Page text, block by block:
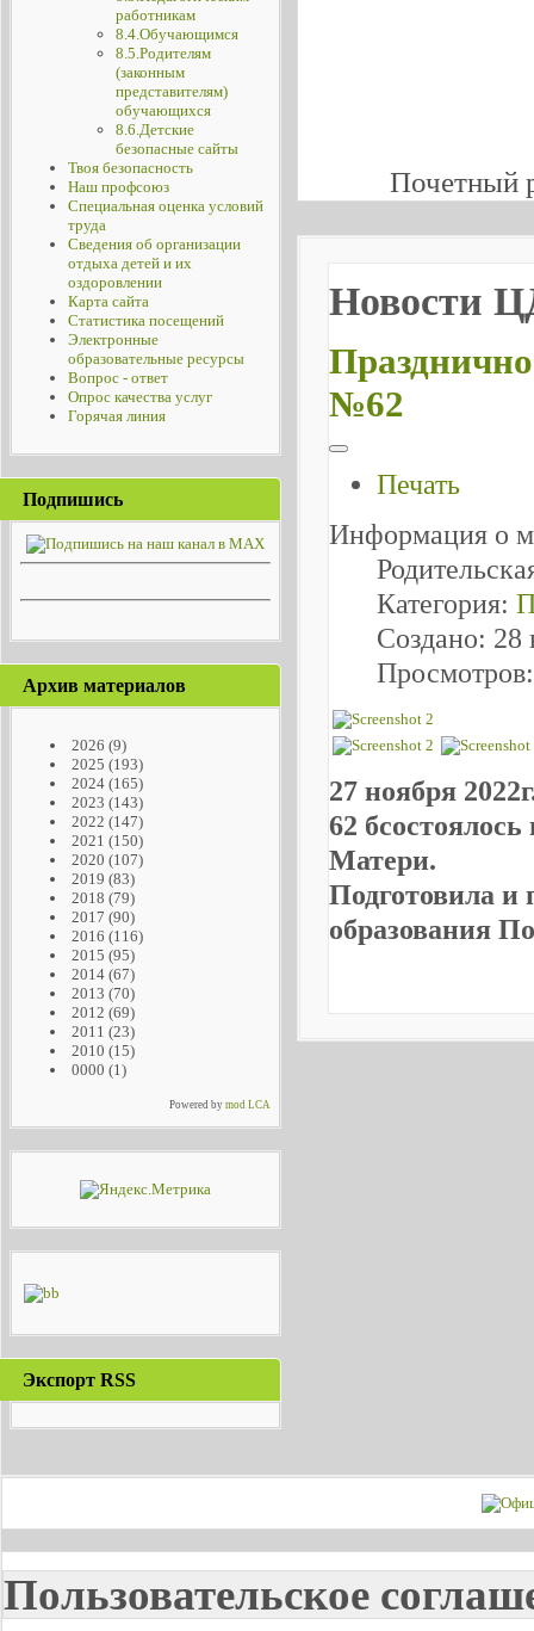
работникам
8.4.Обучающимся
8.5.Родителям
(законным
представителям)
обучающихся
8.6.Детские
безопасные сайты
Твоя безопасность
Наш профсоюз
Специальная оценка условий
труда
Сведения об организации
отдыха детей и их
оздоровлении
Карта сайта
Статистика посещений
Электронные
образовательные ресурсы
Вопрос - ответ
Опрос качества услуг
Горячая линия
Подпишись
Архив материалов
2026 (9)
2025 (193)
2024(165)
2023 (143)
2022 (147)
2021 (150)
2020 (107)
2019 (83)
2018 (79)
2017 (90)
2016 (116)
2015 (95)
2014(67)
2013 (70)
2012 (69)
2011 (23)
2010 (15)
0000 (1)
Powered bymod LCA
Экспорт RSS
Почетный
Новости
№62
Печать
Информация о
Категория:
Создано: 28
27 ноября
62
Матери.
Подготовила и
образования
Пользовательское